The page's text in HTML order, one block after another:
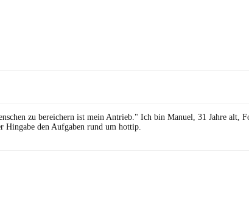
zu bereichern ist mein Antrieb." Ich bin Manuel, 31 Jahre
den Aufgaben rund um hottip.